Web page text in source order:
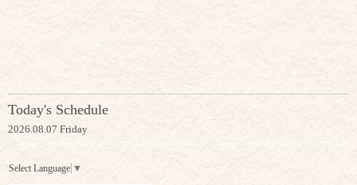
Today's Schedule
2026.08.07 Friday
Select Language ▼